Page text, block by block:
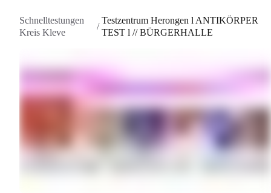
Schnelltestungen
Kreis Kleve
/
Testzentrum Herongen l ANTIKÖRPER
TEST l // BÜRGERHALLE